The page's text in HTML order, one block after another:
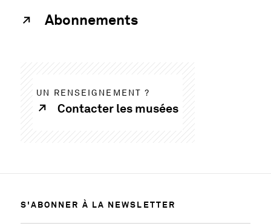
Abonnements
UN RENSEIGNEMENT ?
Contacter les musées
S'ABONNER À LA NEWSLETTER